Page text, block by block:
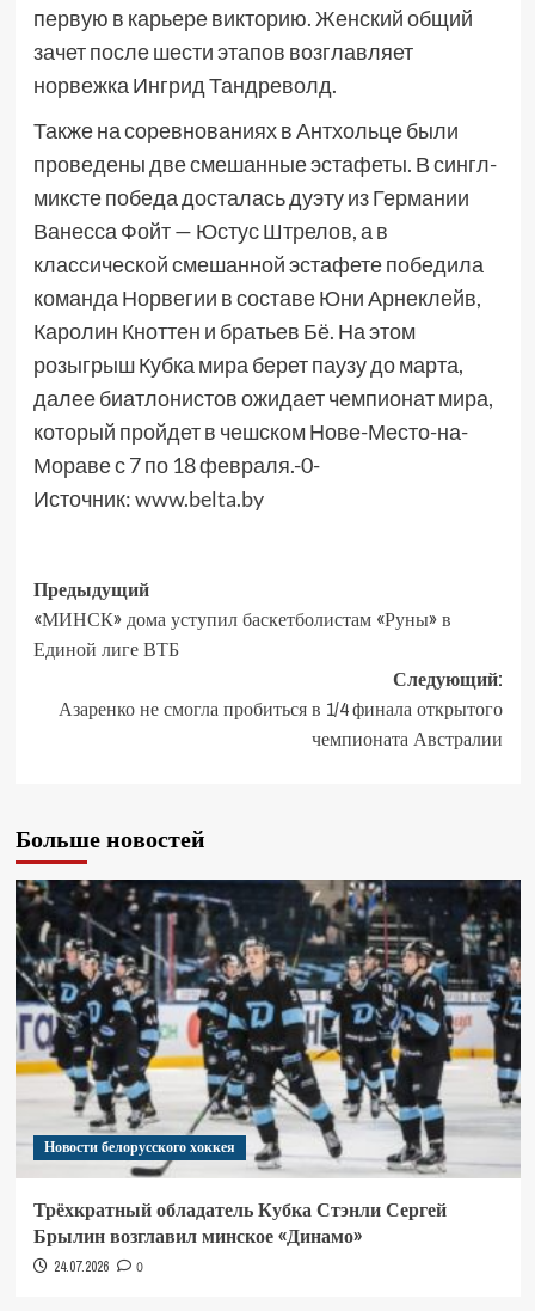
первую в карьере викторию. Женский общий
зачет после шести этапов возглавляет
норвежка Ингрид Тандреволд.
Также на соревнованиях в Антхольце были
проведены две смешанные эстафеты. В сингл-
миксте победа досталась дуэту из Германии
Ванесса Фойт — Юстус Штрелов, а в
классической смешанной эстафете победила
команда Норвегии в составе Юни Арнеклейв,
Каролин Кноттен и братьев Бё. На этом
розыгрыш Кубка мира берет паузу до марта,
далее биатлонистов ожидает чемпионат мира,
который пройдет в чешском Нове-Место-на-
Мораве с 7 по 18 февраля.-0-
Источник:www.belta.by
Предыдущий
«МИНСК» дома уступил баскетболистам «Руны» в
Единой лиге ВТБ
Следующий:
Азаренко не смогла пробиться в 1/4 финала открытого
чемпионата Австралии
Больше новостей
Новости белорусского хоккея
Трёхкратный обладатель Кубка Стэнли Сергей
Брылин возглавил минское «Динамо»
24.07.2026 0